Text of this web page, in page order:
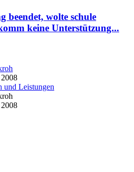
beendet, wolte schule
keine Unterstützung...
und Leistungen